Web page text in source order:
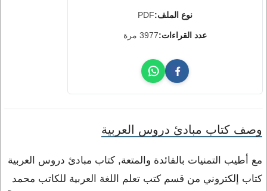
نوع الملف:PDF
عدد القراءات:3977 مرة
وصف كتاب مبادئ دروس العربية
مع أطيب التمنيات بالفائدة والمتعة, كتاب مبادئ دروس العربية
كتاب إلكتروني من قسم كتب تعلم اللغة العربية للكاتب محمد